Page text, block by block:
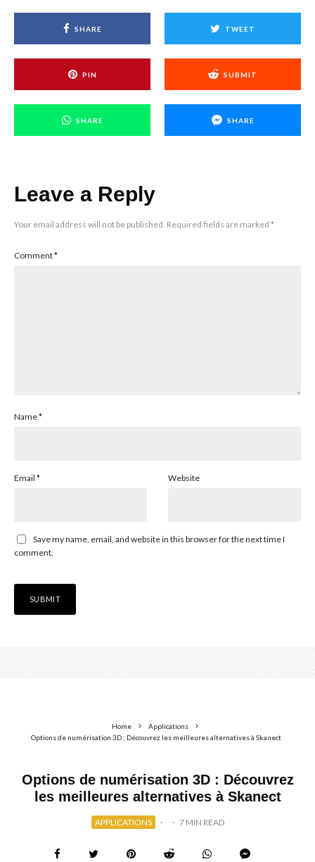
SHARE TWEET
PIN SUBMIT
SHARE SHARE
Leave a Reply
Your email address will not be published. Required fields are marked *
Comment*
Name*
Email * Website
Save my name, email, and website in this browser for the next time I
comment.
Home
Applications
Options de numérisation 3D : Découvrez les meilleures alternatives à Skanect
Options de numérisation 3D : Découvrez
les meilleures alternatives à Skanect
APPLICATIONS · · 7 MIN READ